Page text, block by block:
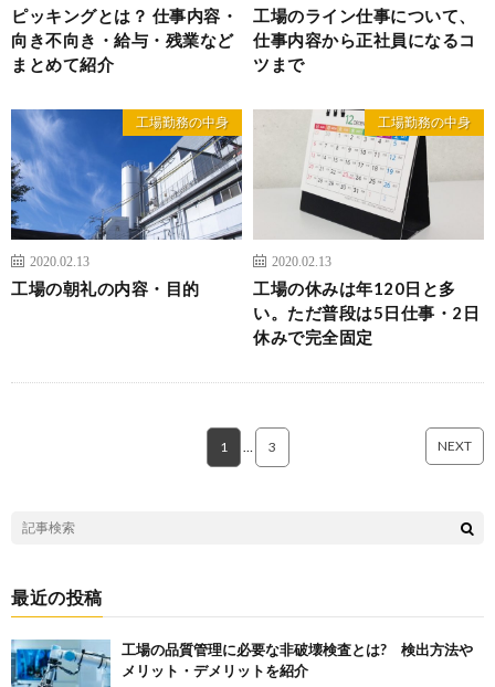
ピッキングとは？ 仕事内容・
向き不向き・給与・残業など
まとめて紹介
工場のライン仕事について、
仕事内容から正社員になるコ
ツまで
工場勤務の中身
2020.02.13
工場の朝礼の内容・目的
工場勤務の中身
2020.02.13
工場の休みは年120日と多
い。ただ普段は5日仕事・2日
休みで完全固定
1 3 NEXT
最近の投稿
工場の品質管理に必要な非破壊検査とは? 検出方法や
メリット・デメリットを紹介